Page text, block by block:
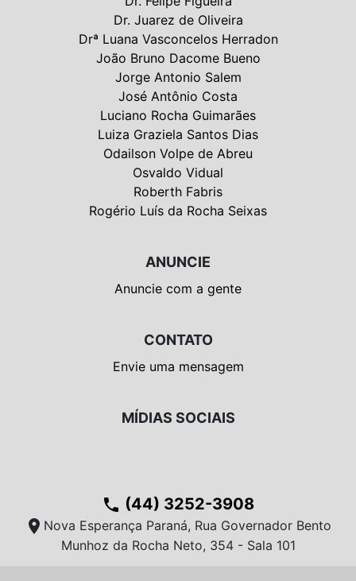
Dr. Juarez de Oliveira
Drª Luana Vasconcelos Herradon
João Bruno Dacome Bueno
Jorge Antonio Salem
José Antônio Costa
Luciano Rocha Guimarães
Luiza Graziela Santos Dias
Odailson Volpe de Abreu
Osvaldo Vidual
Roberth Fabris
Rogério Luís da Rocha Seixas
ANUNCIE
Anuncie com a gente
CONTATO
Envie uma mensagem
MÍDIAS SOCIAIS
phone (44) 3252-3908
location_on Nova Esperança Paraná, Rua Governador Bento
Munhoz da Rocha Neto, 354 - Sala 101